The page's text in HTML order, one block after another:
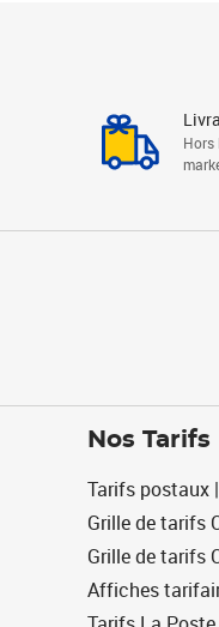
Hors
Nos Tarifs
Tarifs postaux
Grille de tarifs
Grille de tarifs
Affiches